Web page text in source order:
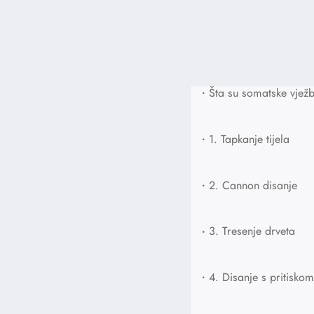
• Šta su somatske
• 1. Tapkanje tijela
• 2. Cannon disanje
• 3. Tresenje drveta
• 4. Disanje s